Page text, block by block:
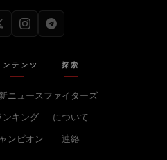
ンテンツ
ニュース
ンキング
ンピオン
探索
ファイターズ
について
連絡